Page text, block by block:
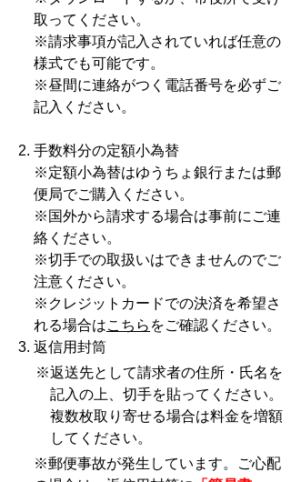
取ってください。
※請求事項が記入されていれば任意の
様式でも可能です。
※昼間に連絡がつく電話番号を必ずご
記入ください。
手数料分の定額小為替
※定額小為替はゆうちょ銀行または郵
便局でご購入ください。
※国外から請求する場合は事前にご連
絡ください。
※切手での取扱いはできませんのでご
注意ください。
※クレジットカードでの決済を希望さ
れる場合はこちら をご確認ください。
返信用封筒
※返送先として請求者の住所・氏名を
記入の上、切手を貼ってください。
複数枚取り寄せる場合は料金を増額
してください。
※郵便事故が発生しています。ご心配